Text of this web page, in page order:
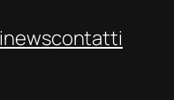
newscontatti